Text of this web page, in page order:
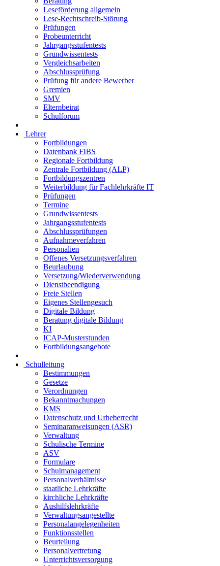
Leseförderung allgemein
Lese-Rechtschreib-Störung
Prüfungen
Probeunterricht
Jahrgangsstufentests
Grundwissentests
Vergleichsarbeiten
Abschlussprüfung
Prüfung für andere Bewerber
Gremien
SMV
Elternbeirat
Schulforum
Lehrer
Fortbildungen
Datenbank FIBS
Regionale Fortbildung
Zentrale Fortbildung (ALP)
Fortbildungszentren
Weiterbildung für Fachlehrkräfte IT
Prüfungen
Termine
Grundwissentests
Jahrgangsstufentests
Abschlussprüfungen
Aufnahmeverfahren
Personalien
Offenes Versetzungsverfahren
Beurlaubung
Versetzung/Wiederverwendung
Dienstbeendigung
Freie Stellen
Eigenes Stellengesuch
Digitale Bildung
Beratung digitale Bildung
KI
ICAP-Musterstunden
Fortbildungsangebote
Schulleitung
Bestimmungen
Gesetze
Verordnungen
Bekanntmachungen
KMS
Datenschutz und Urheberrecht
Seminaranweisungen (ASR)
Verwaltung
Schulische Termine
ASV
Formulare
Schulmanagement
Personalverhältnisse
staatliche Lehrkräfte
kirchliche Lehrkräfte
Aushilfslehrkräfte
Verwaltungsangestellte
Personalangelegenheiten
Funktionsstellen
Beurteilung
Personalvertretung
Unterrichtsversorgung